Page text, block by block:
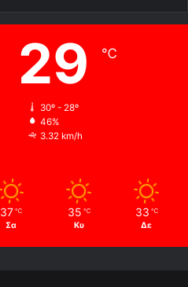
29 ℃
30º - 28º
46%
3.32 km/h
37 ℃
Σα
35 ℃
Κυ
33 ℃
Δε